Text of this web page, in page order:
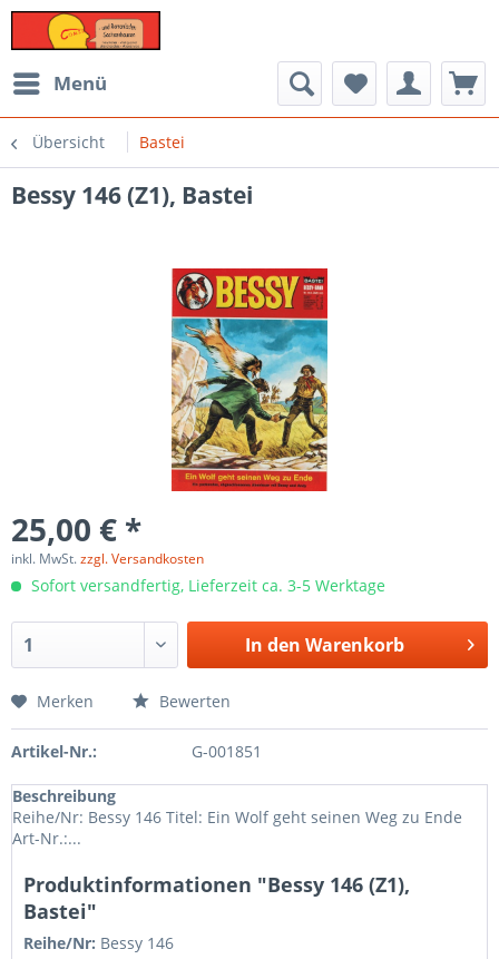
Menü
Übersicht Bastei
Bessy 146 (Z1), Bastei
25,00 € *
inkl. MwSt.zzgl. Versandkosten
Sofort versandfertig, Lieferzeit ca. 3-5 Werktage
In den Warenkorb
Merken Bewerten
Artikel-Nr.: G-001851
Beschreibung
Reihe/Nr: Bessy 146 Titel: Ein Wolf geht seinen Weg zu Ende
Art-Nr.:...
Produktinformationen "Bessy 146 (Z1),
Bastei"
Reihe/Nr: Bessy 146